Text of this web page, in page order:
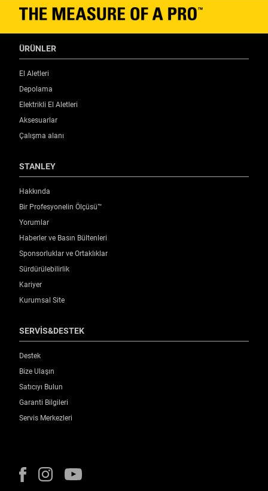
ÜRÜNLER
El Aletleri
Depolama
Elektrikli El Aletleri
Aksesuarlar
Çalışma alanı
STANLEY
Hakkında
Bir Profesyonelin Ölçüsü™
Yorumlar
Haberler ve Basın Bültenleri
Sponsorluklar ve Ortaklıklar
Sürdürülebilirlik
Kariyer
Kurumsal Site
SERVİS&DESTEK
Destek
Bize Ulaşın
Satıcıyı Bulun
Garanti Bilgileri
Servis Merkezleri